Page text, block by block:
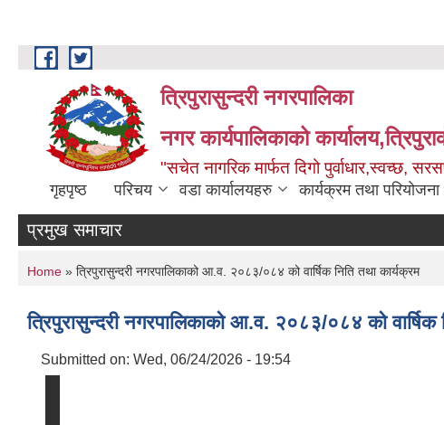
Skip to main content
त्रिपुरासुन्दरी नगरपालिका
नगर कार्यपालिकाको
"सचेत नागरिक मार्फत दिगो पुर्वाधार,स्वच्छ,
गृहपृष्ठ परिचय वडा कार्यालयहरु कार्यक्रम तथा परियोजना
प्रमुख समाचार
You are here
Home » त्रिपुरासुन्दरी नगरपालिकाको आ.व. २०८३/०८४ को वार्षिक निति तथा कार्यक्रम
त्रिपुरासुन्दरी नगरपालिकाको आ.व. २०८३/०८४ को वार्षिक
Submitted on: Wed, 06/24/2026 - 19:54